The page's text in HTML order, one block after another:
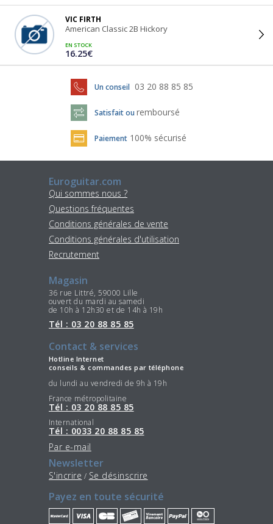
VIC FIRTH
American Classic 2B Hickory
EN STOCK
16.25€
Un conseil 03 20 88 85 85
Satisfait ou remboursé
Paiement 100% sécurisé
Euroguitar.com
Qui sommes nous ?
Questions fréquentes
Conditions générales de vente
Conditions générales d'utilisation
Recrutement
Magasin
36 rue Littré, 59000 Lille
ouvert du mardi au samedi
de 10h à 12h30 et de 14h à 19h
Tél : 03 20 88 85 85
Contact & services
Hotline Internet
conseils & commandes par téléphone
du lundi au vendredi de 9h à 19h
France métropolitaine
Tél : 03 20 88 85 85
International
Tél : 0033 20 88 85 85
Par e-mail
Newsletter
S'incrire / Se désinscrire
Payez en toute sécurité